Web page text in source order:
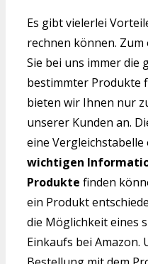
Es gibt vielerlei
rechnen können.
Sie bei uns immer die
bestimmter Produkte
bieten wir Ihnen nur
unserer Kunden an.
eine
wichtigen
Produkte finden
ein Produkt
die Möglichkeit eines
Einkaufs bei Amazon.